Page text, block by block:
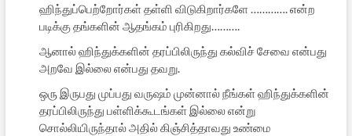
ஹிந்துப்பெற்றோர்கள் தள்ளி விடுகிறார்களே …………. என்ற
படிக்கு தங்களின் ஆதங்கம் புரிகிறது……….
ஆனால் ஹிந்துக்களின் தரப்பிலிருந்து கல்விச் சேவை என்பது
அறவே இல்லை என்பது தவறு.
ஒரு இருபது முப்பது வருஷம் முன்னால் நீங்கள் ஹிந்துக்களின்
தரப்பிலிருந்து பள்ளிக்கூடங்கள் இல்லை என்று
சொல்லியிருந்தால் அதில் கிஞ்சித்தாவது உண்மை